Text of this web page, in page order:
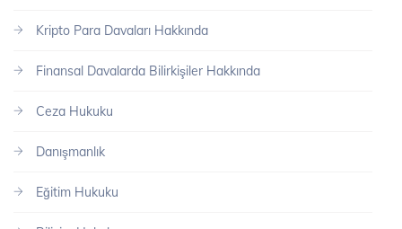
Kripto Para Davaları Hakkında
Finansal Davalarda Bilirkişiler Hakkında
Ceza Hukuku
Danışmanlık
Eğitim Hukuku